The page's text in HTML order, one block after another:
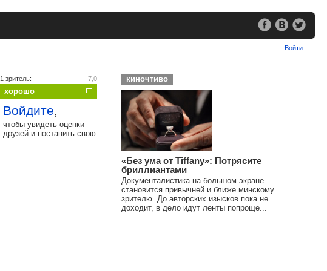
Войти
1 зритель: 7,0
хорошо
Войдите,
чтобы увидеть оценки
друзей и поставить свою
киночтиво
«Без ума от Tiffany»: Потрясите
бриллиантами
Документалистика на большом экране
становится привычней и ближе минскому
зрителю. До авторских изысков пока не
доходит, в дело идут ленты попроще...